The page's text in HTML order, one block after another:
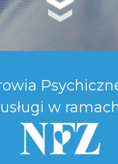
usługi w ramach